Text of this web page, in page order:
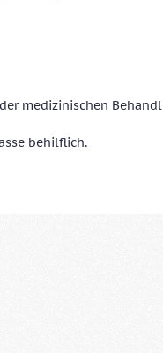
medizinischen
behilflich.